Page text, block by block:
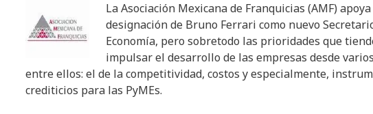
La Asociación Mexicana de Franquicias (AMF)
designación de Bruno Ferrari como nuevo
Economía, pero sobretodo las prioridades que
impulsar el desarrollo de las empresas desde
entre ellos: el de la competitividad, costos y especialmente,
crediticios para las PyMEs.